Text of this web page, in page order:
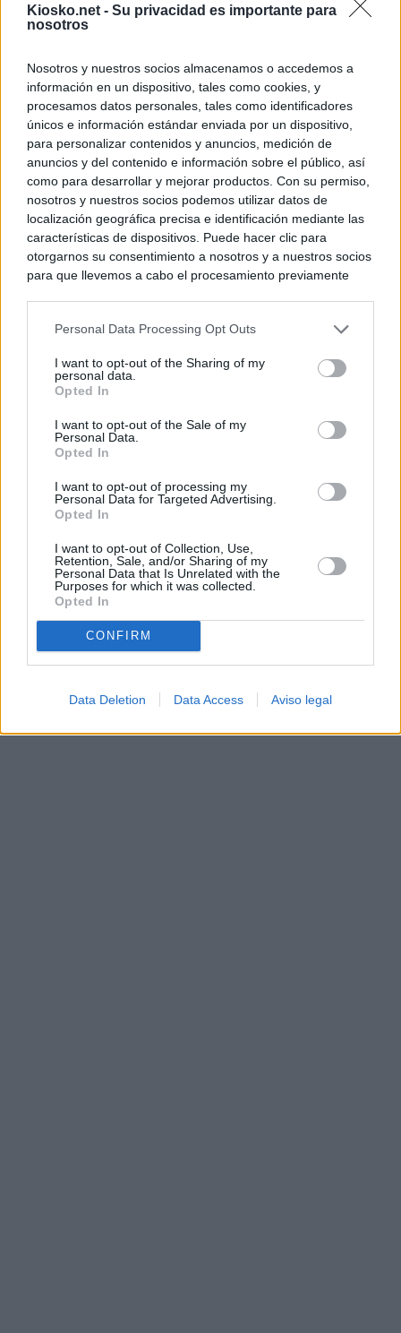
Kiosko.net - Su privacidad es importante para
nosotros
Nosotros y nuestros socios almacenamos o accedemos a
información en un dispositivo, tales como cookies, y
procesamos datos personales, tales como identificadores
únicos e información estándar enviada por un dispositivo,
para personalizar contenidos y anuncios, medición de
anuncios y del contenido e información sobre el público, así
como para desarrollar y mejorar productos. Con su permiso,
nosotros y nuestros socios podemos utilizar datos de
localización geográfica precisa e identificación mediante las
características de dispositivos. Puede hacer clic para
otorgarnos su consentimiento a nosotros y a nuestros socios
para que llevemos a cabo el procesamiento previamente
negar su consentimiento. Tenga en cuenta que algún
de su consentimiento, pero usted tiene el derecho de
rechazar tal procesamiento. Sus preferencias se aplicarán
cualquier momento entrando de nuevo en este sitio web o
visitando nuestra política de privacidad.
Personal Data Processing Opt Outs
I want to opt-out of the Sharing of my
personal data.
Opted In
I want to opt-out of the Sale of my
Personal Data.
Opted In
I want to opt-out of processing my
Personal Data for Targeted Advertising.
Opted In
I want to opt-out of Collection, Use,
Retention, Sale, and/or Sharing of my
Personal Data that Is Unrelated with the
Purposes for which it was collected.
Opted In
CONFIRM
Data Deletion Data Access Aviso legal